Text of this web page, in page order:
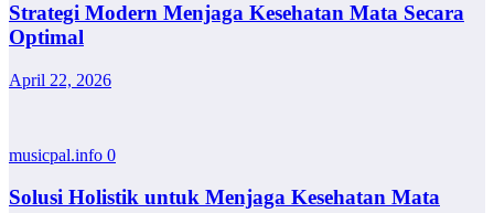
Strategi Modern Menjaga Kesehatan Mata Secara
Optimal
April 22, 2026
musicpal.info 0
Solusi Holistik untuk Menjaga Kesehatan Mata